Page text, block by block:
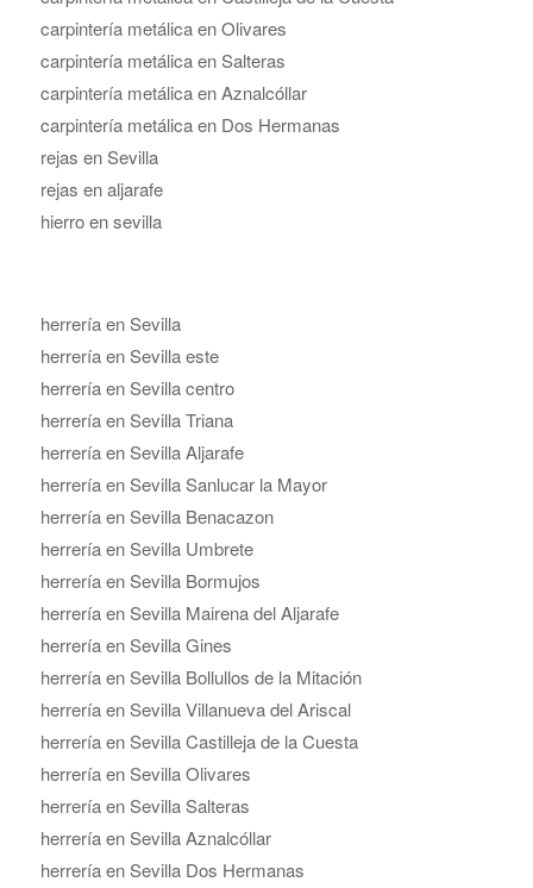
carpintería metálica en Olivares
carpintería metálica en Salteras
carpintería metálica en Aznalcóllar
carpintería metálica en Dos Hermanas
rejas en Sevilla
rejas en aljarafe
hierro en sevilla
herrería en Sevilla
herrería en Sevilla este
herrería en Sevilla centro
herrería en Sevilla Triana
herrería en Sevilla Aljarafe
herrería en Sevilla Sanlucar la Mayor
herrería en Sevilla Benacazon
herrería en Sevilla Umbrete
herrería en Sevilla Bormujos
herrería en Sevilla Mairena del Aljarafe
herrería en Sevilla Gines
herrería en Sevilla Bollullos de la Mitación
herrería en Sevilla Villanueva del Ariscal
herrería en Sevilla Castilleja de la Cuesta
herrería en Sevilla Olivares
herrería en Sevilla Salteras
herrería en Sevilla Aznalcóllar
herrería en Sevilla Dos Hermanas